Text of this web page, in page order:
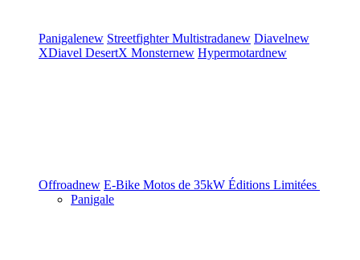
Panigalenew StreetfighterMultistradanew Diavelnew
XDiavel DesertX Monsternew Hypermotardnew
Offroadnew E-Bike Motos de 35kW Éditions Limitées
Panigale